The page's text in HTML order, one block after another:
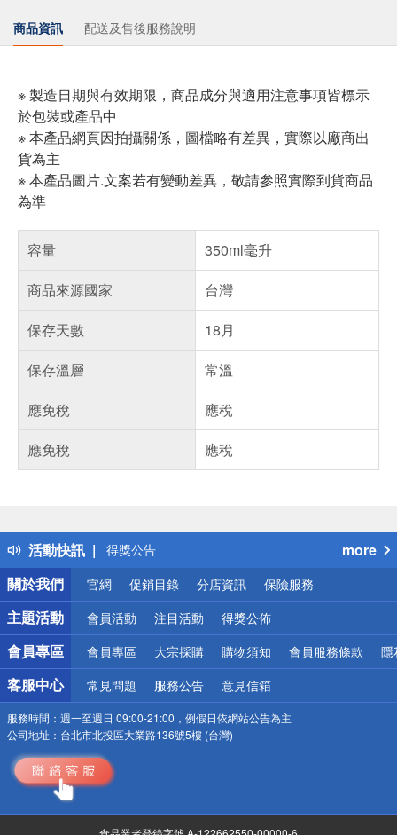
商品資訊 配送及售後服務說明
※ 製造日期與有效期限，商品成分與適用注意事項皆標示
於包裝或產品中
※ 本產品網頁因拍攝關係，圖檔略有差異，實際以廠商出
貨為主
※ 本產品圖片.文案若有變動差異，敬請參照實際到貨商品
為準
容量
350ml毫升
商品來源國家
台灣
保存天數
18月
保存溫層
常溫
應免稅
應稅
應免稅
應稅
活動快訊
熱門話題
銀行優惠
偏遠地區配送
詐騙網頁！請小心！
more
關於我們
官網 促銷目錄 分店資訊 保險服務
主題活動 會員活動 注目活動 得獎公佈
會員專區 會員專區 大宗採購 購物須知 會員服務條款 隱
客服中心 常見問題 服務公告 意見信箱
服務時間： 週一至週日 09:00-21:00，例假日依網站公告為主
公司地址： 台北市北投區大業路136號5樓 (台灣)